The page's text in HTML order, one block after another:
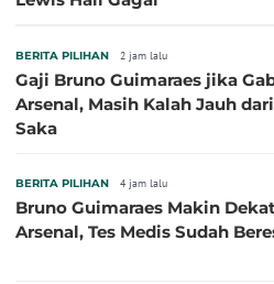
BERITA PILIHAN 2 jam lalu
Gaji Bruno Guimaraes jika
Arsenal, Masih Kalah Jauh
Saka
BERITA PILIHAN 4 jam lalu
Bruno Guimaraes Makin
Arsenal, Tes Medis Sudah